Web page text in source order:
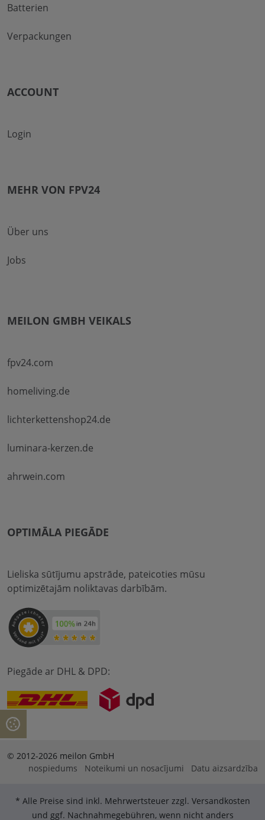
Batterien
Verpackungen
ACCOUNT
Login
MEHR VON FPV24
Über uns
Jobs
MEILON GMBH VEIKALS
fpv24.com
homeliving.de
lichterkettenshop24.de
luminara-kerzen.de
ahrwein.com
OPTIMĀLA PIEGĀDE
Lieliska sūtījumu apstrāde, pateicoties mūsu
optimizētajām noliktavas darbībām.
Piegāde ar DHL & DPD:
© 2012-2026 meilon GmbH
nospiedums
Noteikumi un nosacījumi Datu aizsardzība
* Alle Preise sind inkl. Mehrwertsteuer zzgl. Versandkosten
und ggf. Nachnahmegebühren, wenn nicht anders